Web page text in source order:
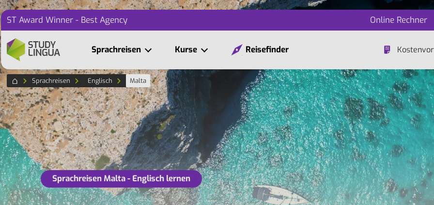
ST Award Winner - Best Agency Online Rechner
Sprachreisen Kurse Reisefinder
Sprachreisen Englisch Malta
Sprachreisen Malta - Englisch lernen